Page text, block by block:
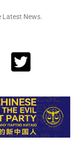
Latest News.